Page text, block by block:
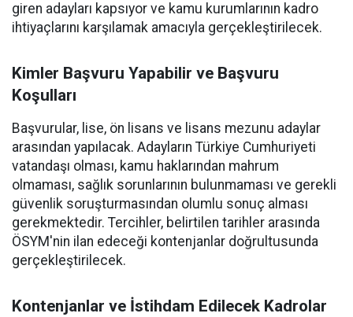
giren adayları kapsıyor ve kamu kurumlarının kadro
ihtiyaçlarını karşılamak amacıyla gerçekleştirilecek.
Kimler Başvuru Yapabilir ve Başvuru
Koşulları
Başvurular, lise, ön lisans ve lisans mezunu adaylar
arasından yapılacak. Adayların Türkiye Cumhuriyeti
vatandaşı olması, kamu haklarından mahrum
olmaması, sağlık sorunlarının bulunmaması ve gerekli
güvenlik soruşturmasından olumlu sonuç alması
gerekmektedir. Tercihler, belirtilen tarihler arasında
ÖSYM'nin ilan edeceği kontenjanlar doğrultusunda
gerçekleştirilecek.
Kontenjanlar ve İstihdam Edilecek Kadrolar